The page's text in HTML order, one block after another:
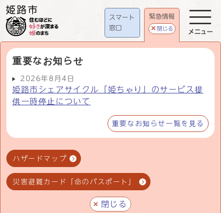
スマート
窓口
緊急情報
閉じる
重要なお知らせ
2026年8月4日
姫路市シェアサイクル「姫ちゃり」のサービス提
供一時停止について
重要なお知らせ一覧を見る
ハザードマップ
災害避難カード「命のパスポート」
閉じる
メニュー